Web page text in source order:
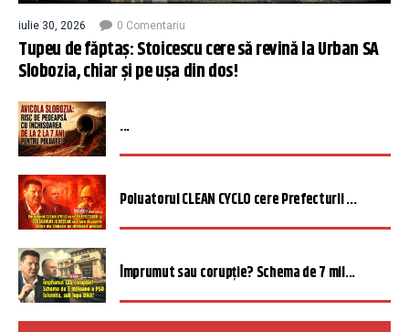
iulie 30, 2026 0 Comentariu
Tupeu de făptaș: Stoicescu cere să revină la Urban SA
Slobozia, chiar și pe ușa din dos!
...
Poluatorul CLEAN CYCLO cere Prefecturii ...
Împrumut sau corupție? Schema de 7 mil...